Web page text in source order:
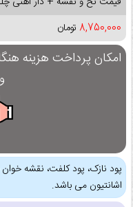
8,750,000 تومان
امکان پرداخت هزینه
پود نازک، پود کلفت، نقشه
اشانتیون می باشد.